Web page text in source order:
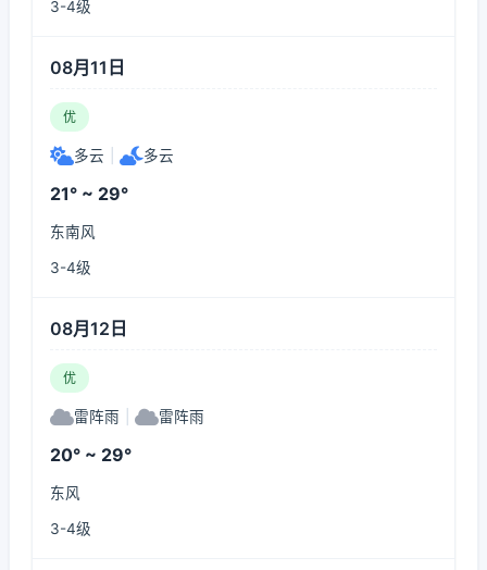
3-4级
08月11日
优
多云 多云
21° ~ 29°
东南风
3-4级
08月12日
优
雷阵雨 雷阵雨
20° ~ 29°
东风
3-4级